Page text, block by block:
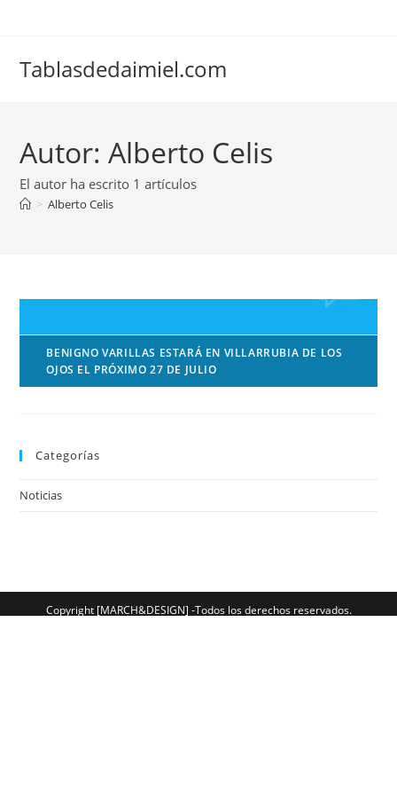
Tablasdedaimiel.com
Autor:Alberto Celis
El autor ha escrito 1 artículos
> Alberto Celis
BENIGNO VARILLAS ESTARÁ EN VILLARRUBIA DE LOS
OJOS EL PRÓXIMO 27 DE JULIO
Categorías
Noticias
Copyright [MARCH&DESIGN] -Todos los derechos reservados.